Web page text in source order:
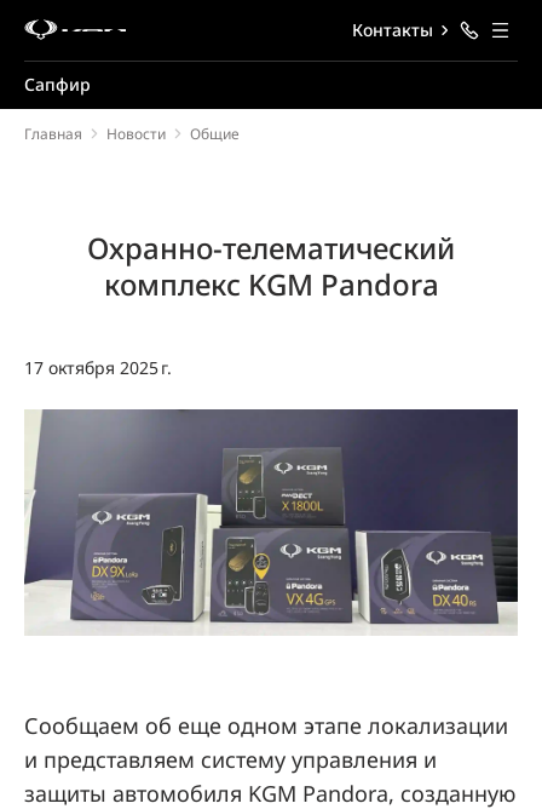
Сапфир
Контакты
Главная Новости Общие
Охранно-телематический
комплекс KGM Pandora
17 октября 2025 г.
Сообщаем об еще одном этапе локализации
и представляем систему управления и
защиты автомобиля KGM Pandora, созданную